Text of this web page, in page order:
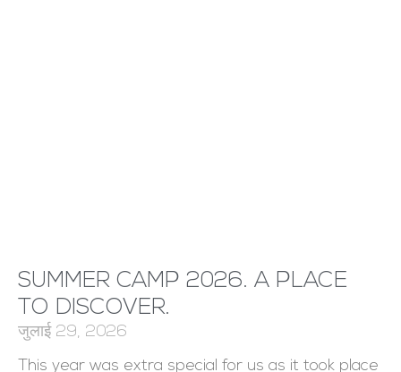
SUMMER CAMP 2026. A PLACE
TO DISCOVER.
जुलाई 29, 2026
This year was extra special for us as it took place